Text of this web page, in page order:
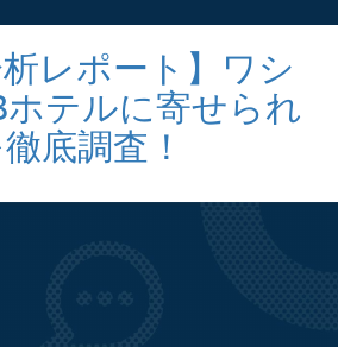
析レポート】ワシ
テルに寄せられ
底調査！